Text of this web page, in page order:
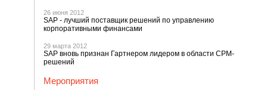
26 июня 2012
SAP - лучший поставщик решений по управлению
корпоративными финансами
29 марта 2012
SAP вновь признан Гартнером лидером в области CPM-
решений
Мероприятия